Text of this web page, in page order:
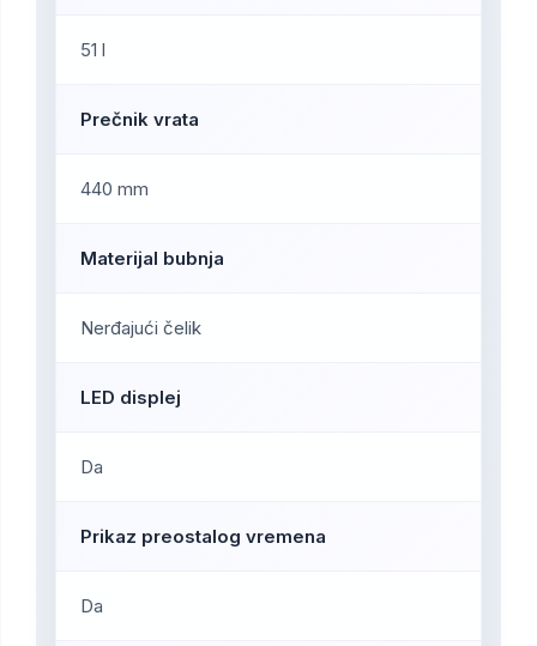
51 l
Prečnik vrata
440 mm
Materijal bubnja
Nerđajući čelik
LED displej
Da
Prikaz preostalog vremena
Da